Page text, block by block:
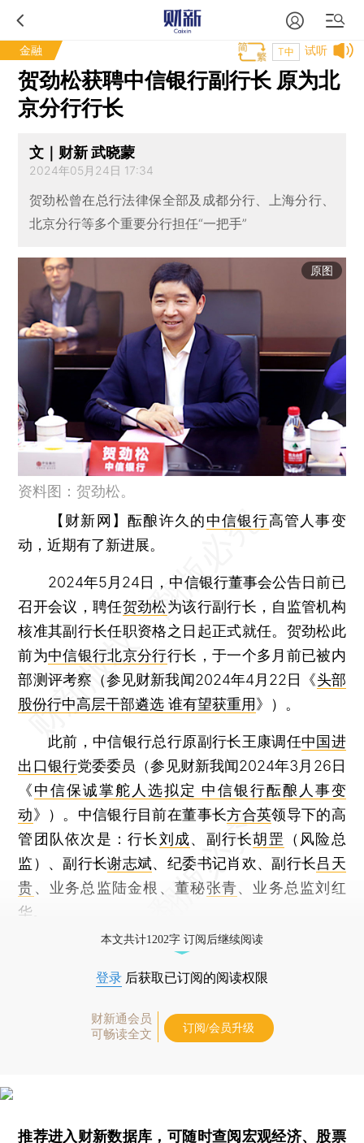
金融 试听
T中
贺劲松获聘中信银行副行长 原为北
京分行行长
文｜财新 武晓蒙
2024年05月24日 17:34
贺劲松曾在总行法律保全部及成都分行、上海分行、
北京分行等多个重要分行担任“一把手”
原图
资料图：贺劲松。
【财新网】酝酿许久的中信银行高管人事变
动，近期有了新进展。
2024年5月24日，中信银行董事会公告日前已
召开会议，聘任贺劲松为该行副行长，自监管机构
核准其副行长任职资格之日起正式就任。贺劲松此
前为中信银行北京分行行长，于一个多月前已被内
部测评考察（参见财新我闻2024年4月22日《头部
股份行中高层干部遴选 谁有望获重用》）。
此前，中信银行总行原副行长王康调任中国进
出口银行党委委员（参见财新我闻2024年3月26日
《中信保诚掌舵人选拟定 中信银行酝酿人事变
动》）。中信银行目前在董事长方合英领导下的高
管团队依次是：行长刘成、副行长胡罡 （风险总
监）、副行长谢志斌、纪委书记肖欢、副行长吕天
贵、业务总监陆金根、董秘张青、业务总监刘红
华。
本文共计1202字 订阅后继续阅读
登录 后获取已订阅的阅读权限
财新通会员
可畅读全文
订阅/会员升级
推荐进入财新数据库 ，可随时查阅宏观经济、股票